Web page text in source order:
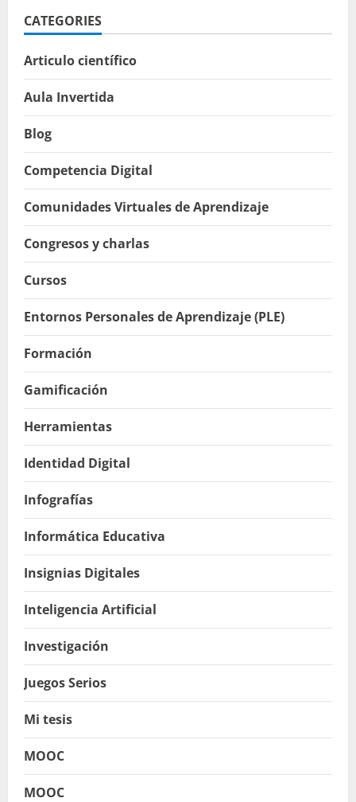
CATEGORIES
Articulo científico
Aula Invertida
Blog
Competencia Digital
Comunidades Virtuales de Aprendizaje
Congresos y charlas
Cursos
Entornos Personales de Aprendizaje (PLE)
Formación
Gamificación
Herramientas
Identidad Digital
Infografías
Informática Educativa
Insignias Digitales
Inteligencia Artificial
Investigación
Juegos Serios
Mi tesis
MOOC
MOOC